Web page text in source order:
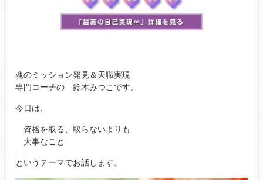
魂のミッション発見＆天職実現
専門コーチの 鈴木みつこです。
今日は、
資格を取る、取らないよりも
大事なこと
というテーマでお話します。